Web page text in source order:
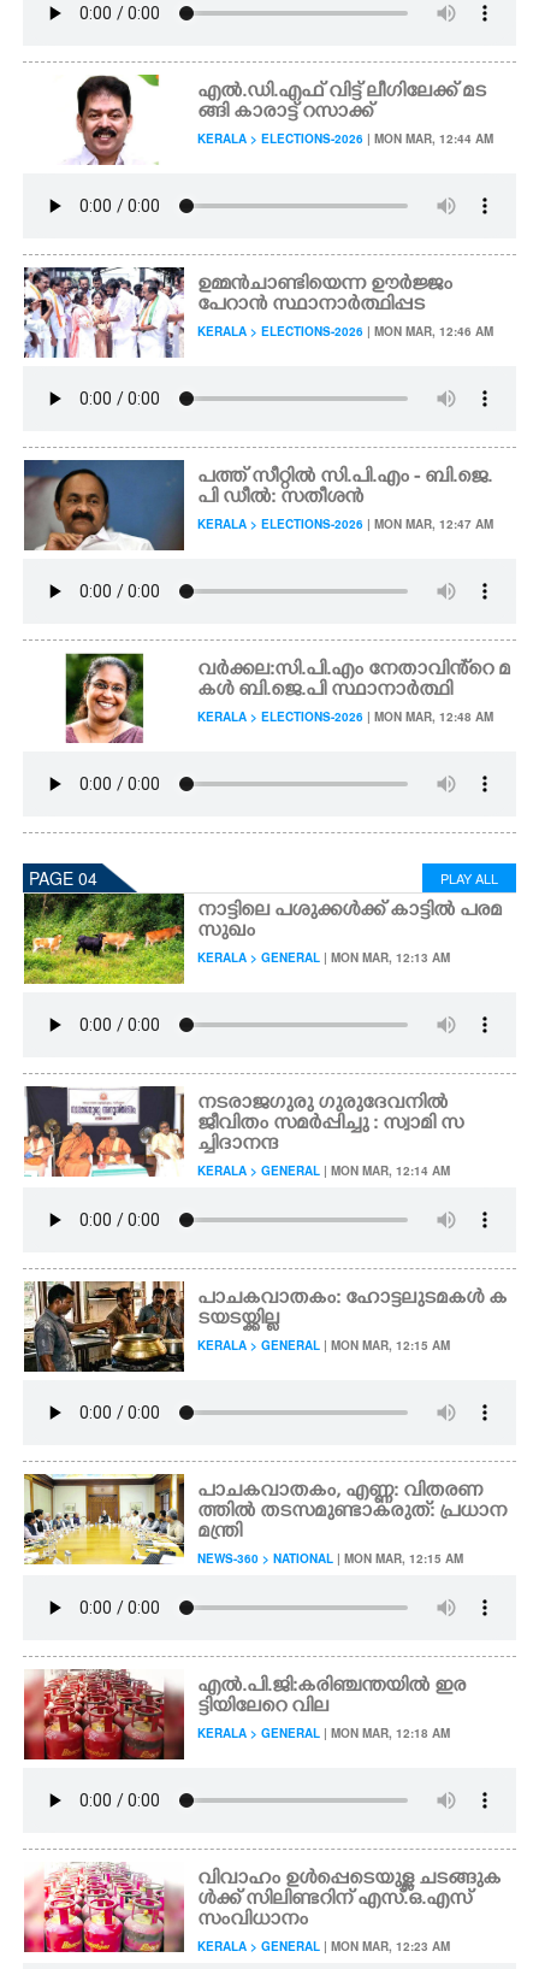
എൽ.ഡി.എഫ് വിട്ട് ലീഗിലേക്ക് മട
ങ്ങി കാരാട്ട് റസാക്ക്
KERALA > ELECTIONS-2026 | MON MAR, 12:44 AM
ഉമ്മൻചാണ്ടിയെന്ന ഊർജ്ജം
പേറാൻ സ്ഥാനാർത്ഥിപ്പട
KERALA > ELECTIONS-2026 | MON MAR, 12:46 AM
പത്ത് സീറ്റിൽ സി.പി.എം - ബി.ജെ.
പി ഡീൽ: സതീശൻ
KERALA > ELECTIONS-2026 | MON MAR, 12:47 AM
വർക്കല: സി.പി.എം നേതാവിൻ്റെ മ
കൾ ബി.ജെ.പി സ്ഥാനാർത്ഥി
KERALA > ELECTIONS-2026 | MON MAR, 12:48 AM
PAGE 04 PLAY ALL
നാട്ടിലെ പശുക്കൾക്ക് കാട്ടിൽ പരമ
സുഖം
KERALA > GENERAL | MON MAR, 12:13 AM
നടരാജഗുരു ഗുരുദേവനിൽ
ജീവിതം സമർപ്പിച്ചു : സ്വാമി സ
ച്ചിദാനന്ദ
KERALA > GENERAL | MON MAR, 12:14 AM
പാചകവാതകം: ഹോട്ടലുടമകൾ ക
ടയടയ്ക്കില്ല
KERALA > GENERAL | MON MAR, 12:15 AM
പാചകവാതകം, എണ്ണ: വിതരണ
ത്തിൽ തടസമുണ്ടാകരുത്: പ്രധാന
മന്ത്രി
NEWS-360 > NATIONAL | MON MAR, 12:15 AM
എൽ.പി.ജി:കരിഞ്ചന്തയിൽ ഇര
ട്ടിയിലേറെ വില
KERALA > GENERAL | MON MAR, 12:18 AM
വിവാഹം ഉൾപ്പെടെയുള്ള ചടങ്ങുക
ൾക്ക് സിലിണ്ടറിന് എസ്.ഒ.എസ്
സംവിധാനം
KERALA > GENERAL | MON MAR, 12:23 AM